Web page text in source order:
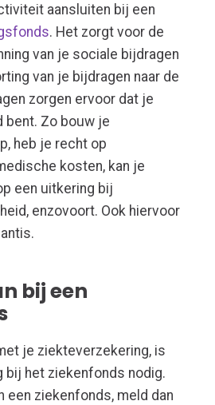
aansluiten bij een
. Het zorgt voor de
van je sociale bijdragen
van je bijdragen naar de
zorgen ervoor dat je
bent. Zo bouw je
heb je recht op
kosten, kan je
een uitkering bij
enzovoort. Ook hiervoor
bij een
je ziekteverzekering, is
bij het ziekenfonds nodig.
een ziekenfonds, meld dan